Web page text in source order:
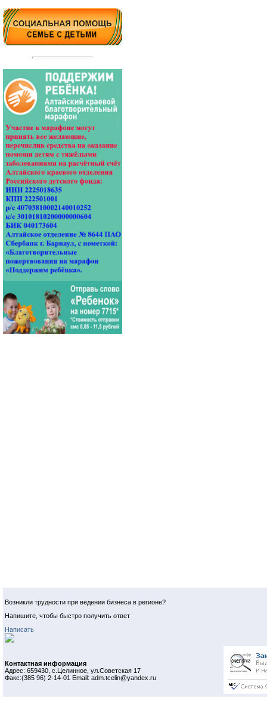
Возникли трудности при ведении бизнеса в регионе?
Напишите, чтобы быстро получить ответ
Написать
Контактная информация
Адрес: 659430, с.Целинное, ул.Советская 17
Факс:(385 96) 2-14-01 Email: adm.tcelin@yandex.ru